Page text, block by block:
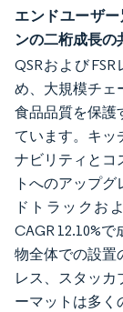
エンドユーザ
ンの二桁成長の
QSRおよび
め、大規模チェ
食品品質を保護
ています。キッ
ナビリティとコ
トへのアップ
ドトラックお
CAGR 12.10%
物全体での設置
レス、スタッカ
ーマットは多く